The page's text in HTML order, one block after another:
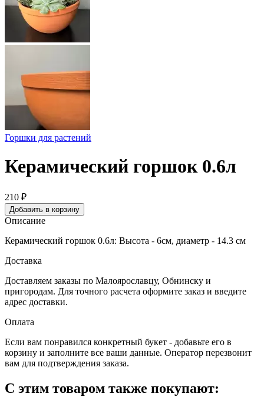
Горшки для растений
Керамический горшок 0.6л
210 ₽
Добавить в корзину
Описание
Керамический горшок 0.6л: Высота - 6см, диаметр - 14.3 см
Доставка
Доставляем заказы по Малоярославцу, Обнинску и
пригородам. Для точного расчета оформите заказ и введите
адрес доставки.
Оплата
Eсли вам понравился конкретный букет - добавьте его в
корзину и заполните все ваши данные. Оператор перезвонит
вам для подтверждения заказа.
С этим товаром также покупают: